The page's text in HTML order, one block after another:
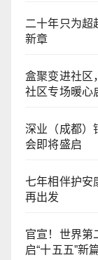
二十年只为超
新章
盒聚变进社
社区专场暖心
深业（成都）
会即将盛启
七年相伴护安
再出发
官宣！世界第
启“十五五”新